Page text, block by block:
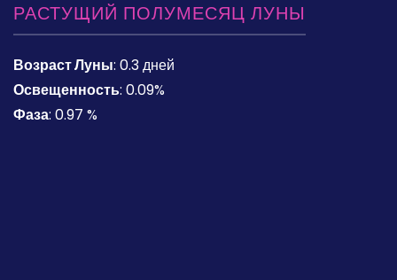
РАСТУЩИЙ ПОЛУМЕСЯЦ ЛУНЫ
Возраст Луны: 0.3 дней
Освещенность: 0.09%
Фаза: 0.97 %